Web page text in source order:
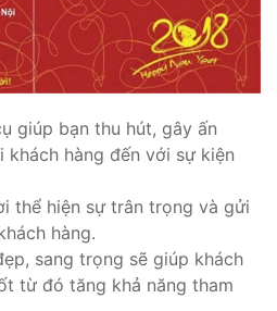
giúp bạn thu hút, gây ấn
khách hàng đến với sự kiện
thể hiện sự trân trọng và gửi
hàng.
sang trọng sẽ giúp khách
từ đó tăng khả năng tham